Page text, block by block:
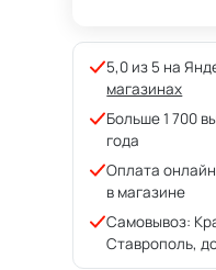
5,0 из 5 на
магазинах
Больше 1 700
года
Оплата
в магазине
Самовывоз:
Ставрополь,